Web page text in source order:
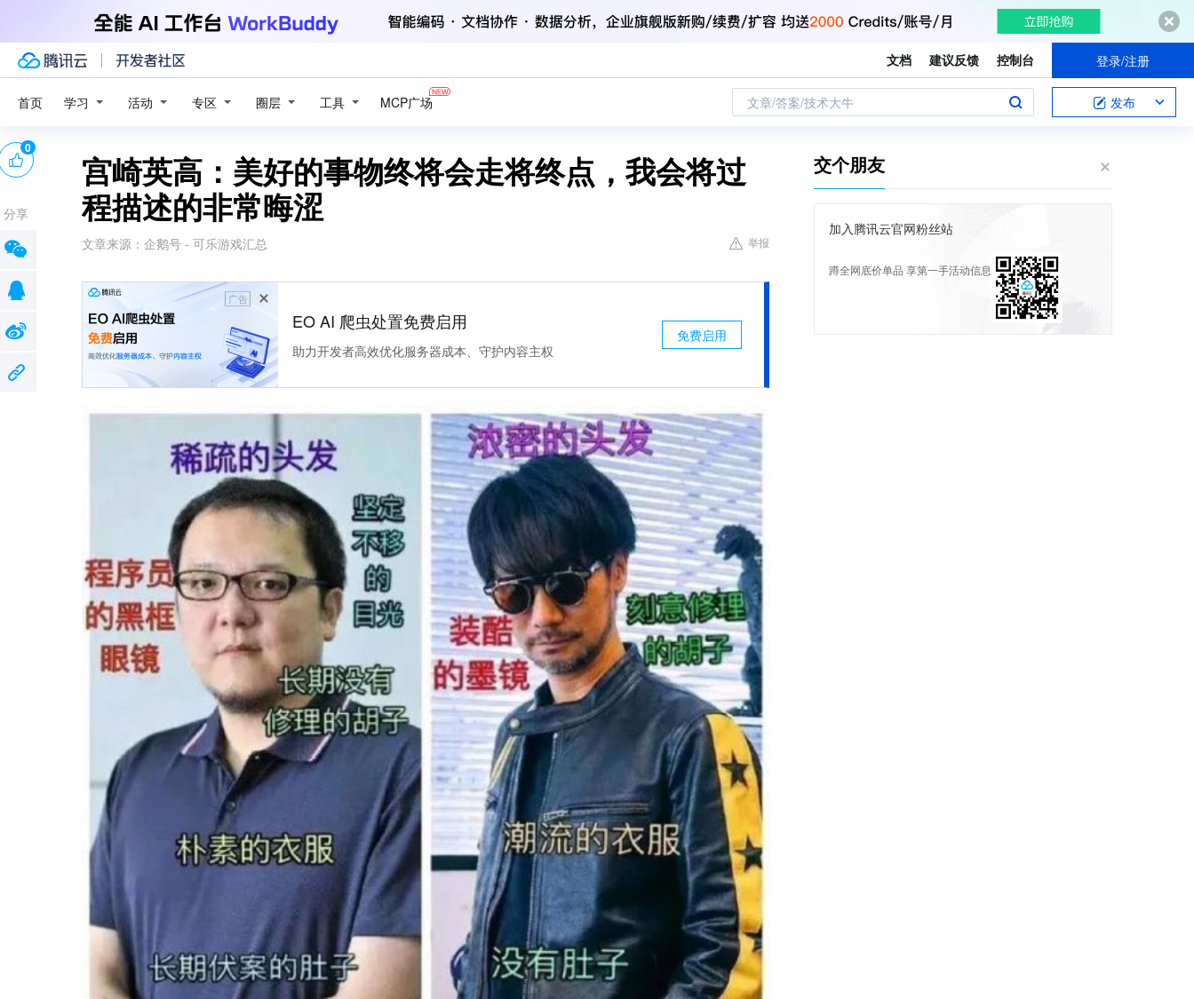
文档 建议反馈 控制台 登录/注册
首页 学习 活动 专区 圈层 工具 MCP广场 文章/答案/技术大牛 发布
宫崎英高：美好的事物终将会走将终点，我会将过
程描述的非常晦涩
文章来源： 企鹅号 - 可乐游戏汇总 举报
广告
EO AI 爬虫处置免费启用
助力开发者高效优化服务器成本、守护内容主权
免费启用
0
分享
交个朋友
加入腾讯云官网粉丝站
蹲全网底价单品 享第一手活动信息